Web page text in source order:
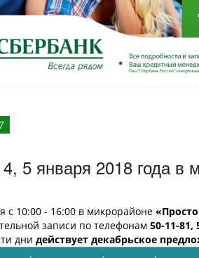
5 января 2018 года в
с 10:00 - 16:00 в микрорайоне
записи по телефонам 50-11-81,
дни действует декабрьское